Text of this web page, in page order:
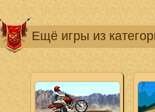
Ещё игры из